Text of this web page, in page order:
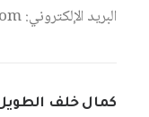
البريد الإلكتروني: dr.khalaf@al-tawil.com
كمال خلف